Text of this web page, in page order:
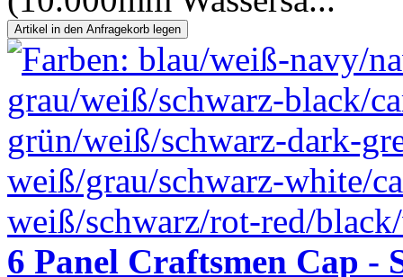
6 Panel Craftsmen Cap -